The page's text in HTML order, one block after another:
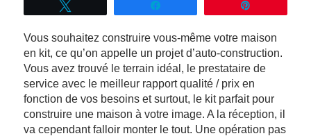
Vous souhaitez construire vous-même votre maison
en kit, ce qu’on appelle un projet d’auto-construction.
Vous avez trouvé le terrain idéal, le prestataire de
service avec le meilleur rapport qualité / prix en
fonction de vos besoins et surtout, le kit parfait pour
construire une maison à votre image. A la réception, il
va cependant falloir monter le tout. Une opération pas